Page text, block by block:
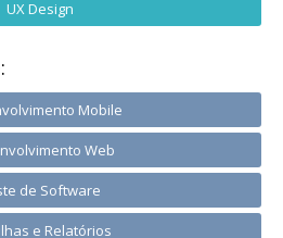
UX Design
Mobile
Web
de Software
e Relatórios